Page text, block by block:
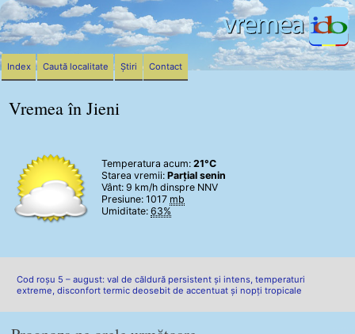
Vremea în Jieni
Temperatura acum: 21°C
Starea vremii: Parțial senin
Vânt: 9 km/h dinspre NNV
Presiune: 1017 mb
Umiditate: 63%
Cod roșu 5 – august: val de căldură persistent și intens, temperaturi
extreme, disconfort termic deosebit de accentuat și nopți tropicale
Index Caută localitate Știri Contact